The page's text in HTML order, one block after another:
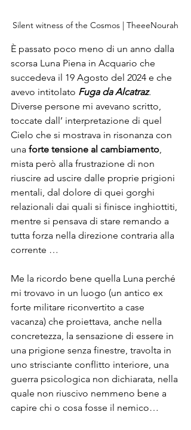
Silent witness of the Cosmos | TheeeNourah
È passato poco meno di un anno dalla
scorsa Luna Piena in Acquario che
succedeva il 19 Agosto del 2024 e che
avevo intitolato Fuga da Alcatraz.
Diverse persone mi avevano scritto,
toccate dall’ interpretazione di quel
Cielo che si mostrava in risonanza con
una forte tensione al cambiamento,
mista però alla frustrazione di non
riuscire ad uscire dalle proprie prigioni
mentali, dal dolore di quei gorghi
relazionali dai quali si finisce inghiottiti,
mentre si pensava di stare remando a
tutta forza nella direzione contraria alla
corrente …
Me la ricordo bene quella Luna perché
mi trovavo in un luogo (un antico ex
forte militare riconvertito a case
vacanza) che proiettava, anche nella
concretezza, la sensazione di essere in
una prigione senza finestre, travolta in
uno strisciante conflitto interiore, una
guerra psicologica non dichiarata, nella
quale non riuscivo nemmeno bene a
capire chi o cosa fosse il nemico…